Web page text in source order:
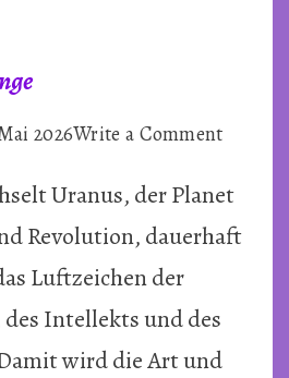
2026Write a Commenton
in
Uranus, der Planet
Revolution, dauerhaft
Luftzeichen der
Intellekts und des
wird die Art und